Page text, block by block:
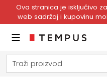
Ova stranica je isključivo
web sadržaj i kupovinu